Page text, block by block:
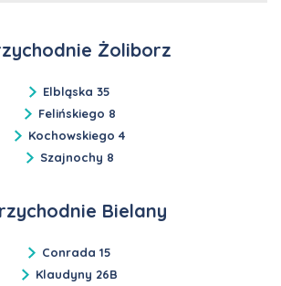
Żoliborz
Elbląska 35
Felińskiego 8
Kochowskiego 4
Szajnochy 8
Bielany
Conrada 15
Klaudyny 26B